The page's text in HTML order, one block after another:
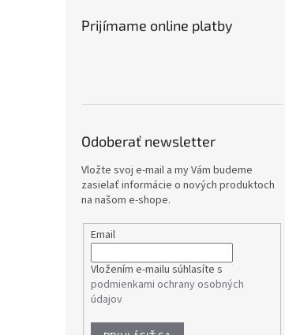
Prijímame online platby
Odoberať newsletter
Vložte svoj e-mail a my Vám budeme
zasielať informácie o nových produktoch
na našom e-shope.
Email
Vložením e-mailu súhlasíte s
podmienkami ochrany osobných
údajov